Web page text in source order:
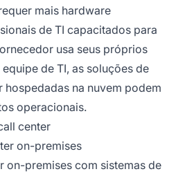
mais hardware
de TI capacitados para
usa seus próprios
de TI, as soluções de
hospedadas na nuvem podem
operacionais.
center
on-premises
on-premises com sistemas de